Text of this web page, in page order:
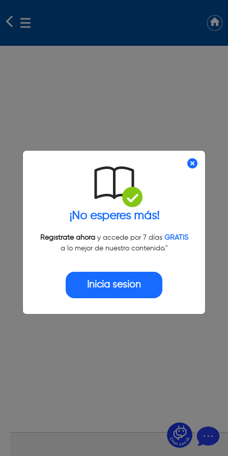
¡No esperes más!
Regístrate ahoray accede por 7 días GRATIS
a lo mejor de nuestro contenido."
Inicia sesión